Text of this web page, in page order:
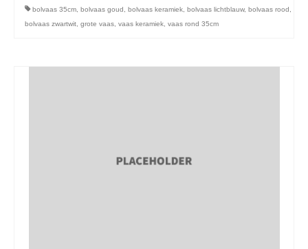
bolvaas 35cm bolvaas goud bolvaas keramiek bolvaas lichtblauw, bolvaas rood
bolvaas zwartwit grote vaas vaas keramiek vaas rond 35cm